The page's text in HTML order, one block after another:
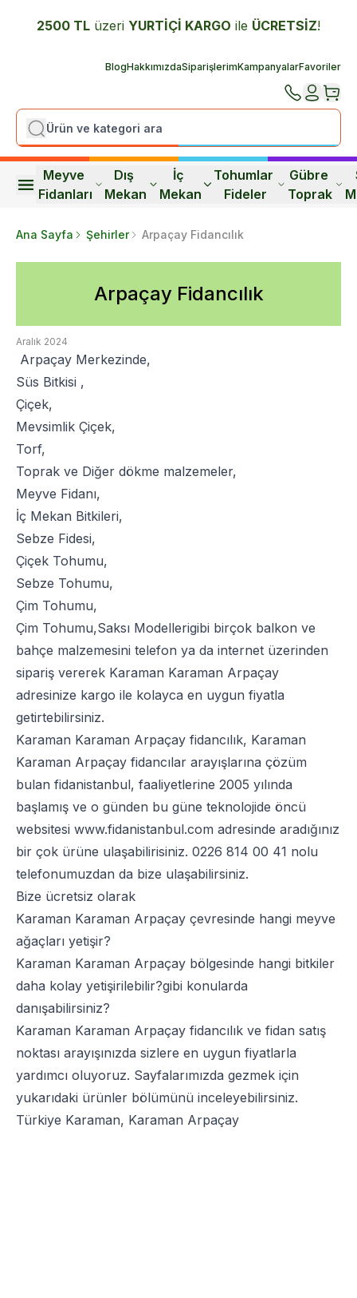
2500 TL üzeri YURTİÇİ KARGO ile ÜCRETSİZ!
BlogHakkımızdaSiparişlerimKampanyalarFavoriler
Meyve
Fidanları
Dış
Mekan
İç
Mekan
Tohumlar
Fideler
Gübre
Toprak
Ana Sayfa Şehirler Arpaçay Fidancılık
Arpaçay Fidancılık
Aralık 2024
Arpaçay Merkezinde,
Süs Bitkisi ,
Çiçek,
Mevsimlik Çiçek,
Torf,
Toprak ve Diğer dökme malzemeler,
Meyve Fidanı,
İç Mekan Bitkileri,
Sebze Fidesi,
Çiçek Tohumu,
Sebze Tohumu,
Çim Tohumu,
Çim Tohumu,Saksı Modellerigibi birçok balkon ve
bahçe malzemesini telefon ya da internet üzerinden
sipariş vererek Karaman Karaman Arpaçay
adresinize kargo ile kolayca en uygun fiyatla
getirtebilirsiniz.
Karaman Karaman Arpaçay fidancılık, Karaman
Karaman Arpaçay fidancılar arayışlarına çözüm
bulan fidanistanbul, faaliyetlerine 2005 yılında
başlamış ve o günden bu güne teknolojide öncü
websitesi www.fidanistanbul.com adresinde aradığınız
bir çok ürüne ulaşabilirisiniz. 0226 814 00 41 nolu
telefonumuzdan da bize ulaşabilirsiniz.
Bize ücretsiz olarak
Karaman Karaman Arpaçay çevresinde hangi meyve
ağaçları yetişir?
Karaman Karaman Arpaçay bölgesinde hangi bitkiler
daha kolay yetişirilebilir?gibi konularda
danışabilirsiniz?
Karaman Karaman Arpaçay fidancılık ve fidan satış
noktası arayışınızda sizlere en uygun fiyatlarla
yardımcı oluyoruz. Sayfalarımızda gezmek için
yukarıdaki ürünler bölümünü inceleyebilirsiniz.
Türkiye Karaman, Karaman Arpaçay